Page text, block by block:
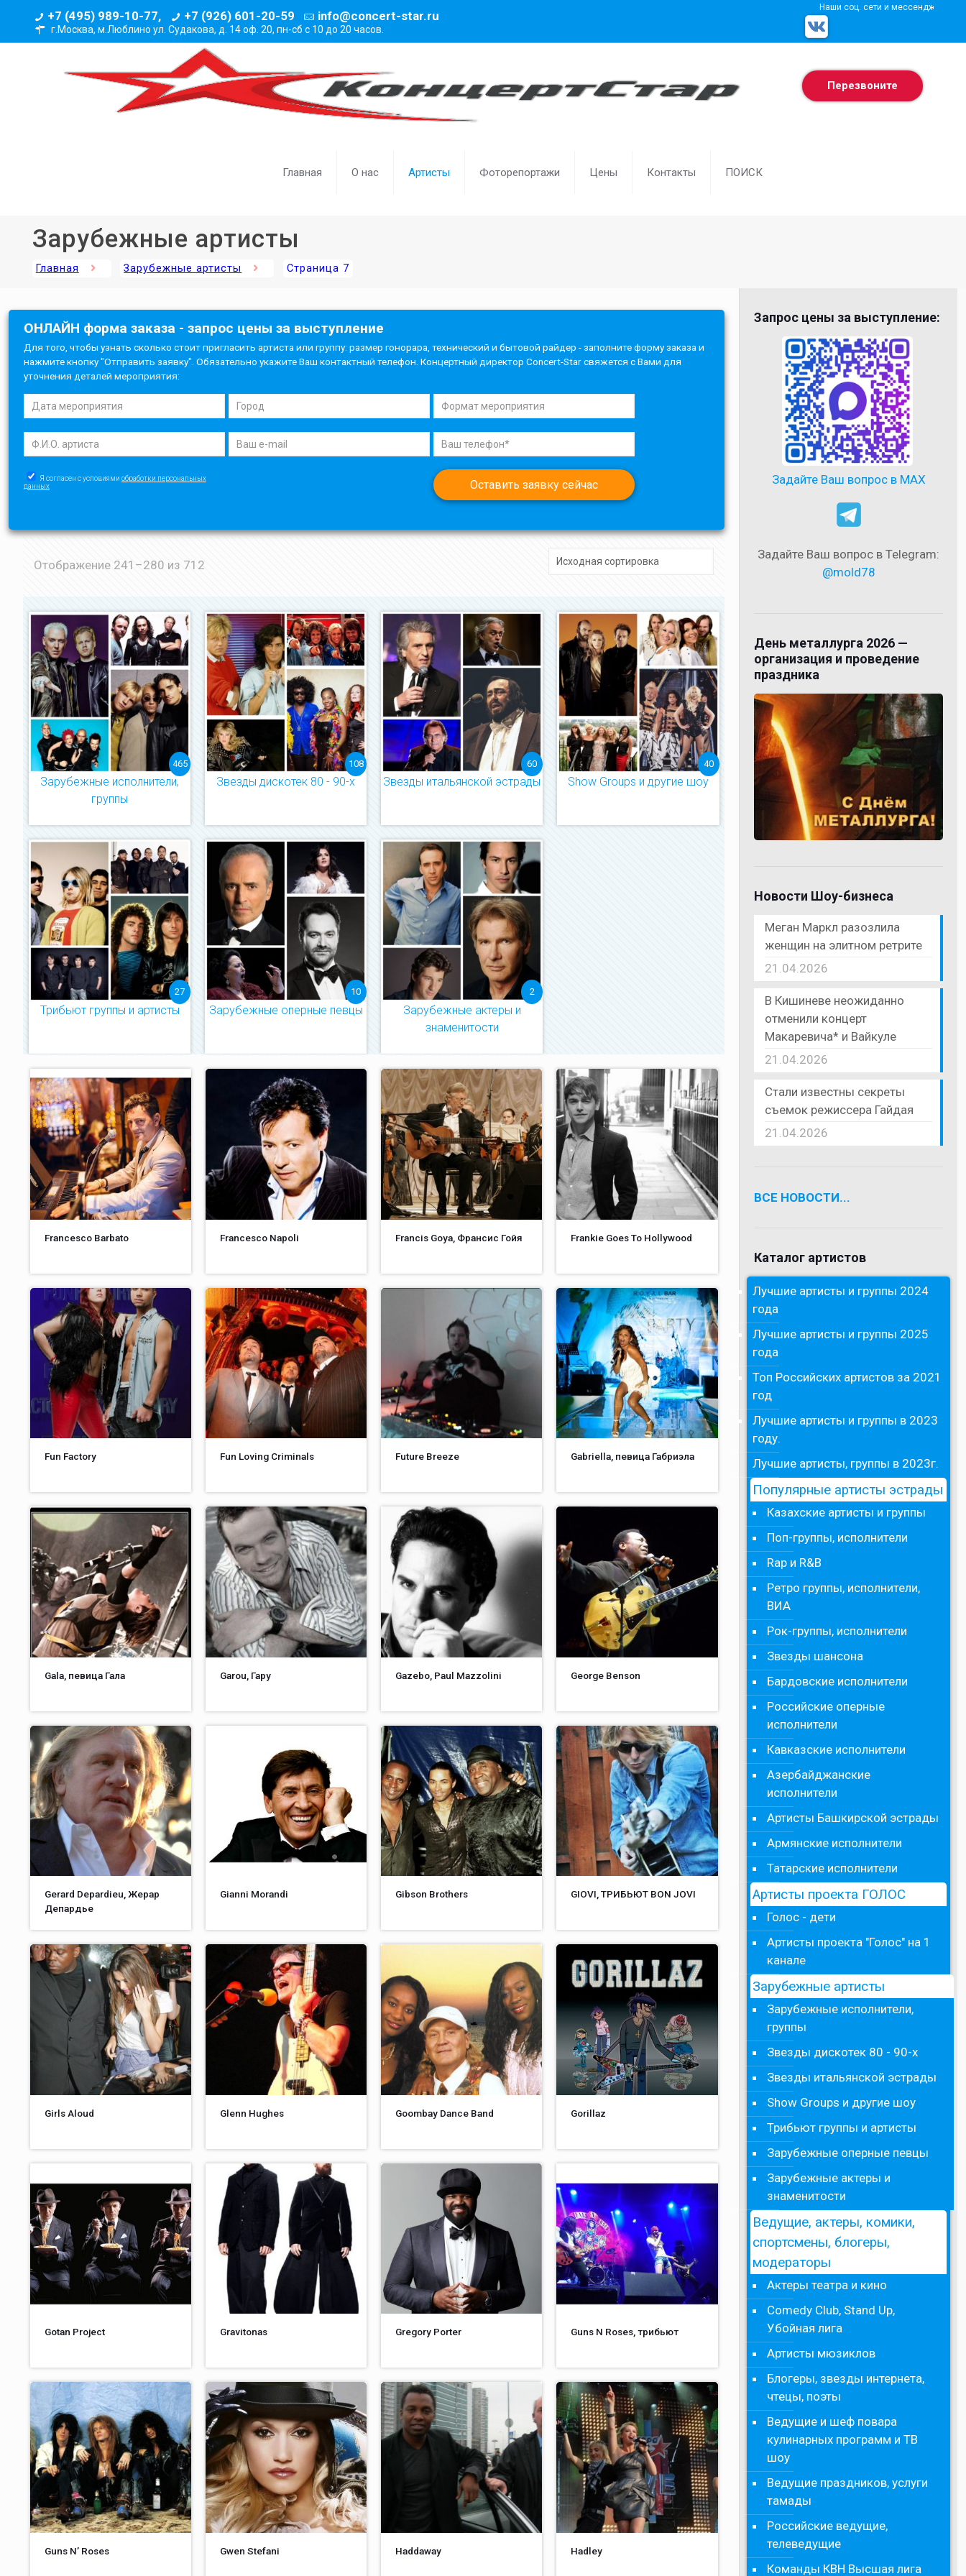
+7 (495) 989-10-77, +7 (926) 601-20-59 info@concert-star.ru
г.Москва, м.Люблино ул. Судакова, д. 14 оф. 20, пн-сб с 10 до 20 часов.
Наши соц. сети и мессенджеры
Главная О нас Артисты Фоторепортажи Цены Контакты ПОИСК
Перезвоните
Зарубежные артисты
Главная Зарубежные артисты Страница 7
ОНЛАЙН форма заказа - запрос цены за выступление
Для того, чтобы узнать сколько стоит пригласить артиста или группу: размер гонорара, технический и бытовой райдер - заполните форму заказа и
нажмите кнопку "Отправить заявку". Обязательно укажите Ваш контактный телефон. Концертный директор Concert-Star свяжется с Вами для
уточнения деталей мероприятия:
Я согласен с условиями обработки персональных
данных
Отображение 241–280 из 712
Зарубежные исполнители,
группы
465
Звезды дискотек 80 - 90-х
108
Звезды итальянской эстрады
60
Show Groups и другие шоу
40
Трибьют группы и артисты
27
Зарубежные оперные певцы
10
Зарубежные актеры и
знаменитости
2
Francesco Barbato Francesco Napoli Francis Goya, Франсис Гойя Frankie Goes To Hollywood
Fun Factory Fun Loving Criminals Future Breeze Gabriella, певица Габриэла
Gala, певица Гала Garou, Гару Gazebo, Paul Mazzolini George Benson
Gerard Depardieu, Жерар
Депардье
Gianni Morandi Gibson Brothers GIOVI, ТРИБЬЮТ BON JOVI
Girls Aloud Glenn Hughes Goombay Dance Band Gorillaz
Gotan Project Gravitonas Gregory Porter Guns N Roses, трибьют
Guns N’ Roses Gwen Stefani Haddaway Hadley
Запрос цены за выступление:
Задайте Ваш вопрос в MAX
Задайте Ваш вопрос в Telegram:
@mold78
День металлурга 2026 —
организация и проведение
праздника
Новости Шоу-бизнеса
Меган Маркл разозлила
женщин на элитном ретрите
21.04.2026
В Кишиневе неожиданно
отменили концерт
Макаревича* и Вайкуле
21.04.2026
Стали известны секреты
съемок режиссера Гайдая
21.04.2026
ВСЕ НОВОСТИ...
Каталог артистов
Лучшие артисты и группы 2024
года
Лучшие артисты и группы 2025
года
Топ Российских артистов за 2021
год
Лучшие артисты и группы в 2023
году.
Лучшие артисты, группы в 2023г.
Популярные артисты эстрады
Казахские артисты и группы
Поп-группы, исполнители
Rap и R&B
Ретро группы, исполнители,
ВИА
Рок-группы, исполнители
Звезды шансона
Бардовские исполнители
Российские оперные
исполнители
Кавказские исполнители
Азербайджанские
исполнители
Артисты Башкирской эстрады
Армянские исполнители
Татарские исполнители
Артисты проекта ГОЛОС
Голос - дети
Артисты проекта "Голос" на 1
канале
Зарубежные артисты
Зарубежные исполнители,
группы
Звезды дискотек 80 - 90-х
Звезды итальянской эстрады
Show Groups и другие шоу
Трибьют группы и артисты
Зарубежные оперные певцы
Зарубежные актеры и
знаменитости
Ведущие, актеры, комики,
спортсмены, блогеры,
модераторы
Актеры театра и кино
Comedy Club, Stand Up,
Убойная лига
Артисты мюзиклов
Блогеры, звезды интернета,
чтецы, поэты
Ведущие и шеф повара
кулинарных программ и ТВ
шоу
Ведущие праздников, услуги
тамады
Российские ведущие,
телеведущие
Команды КВН Высшая лига